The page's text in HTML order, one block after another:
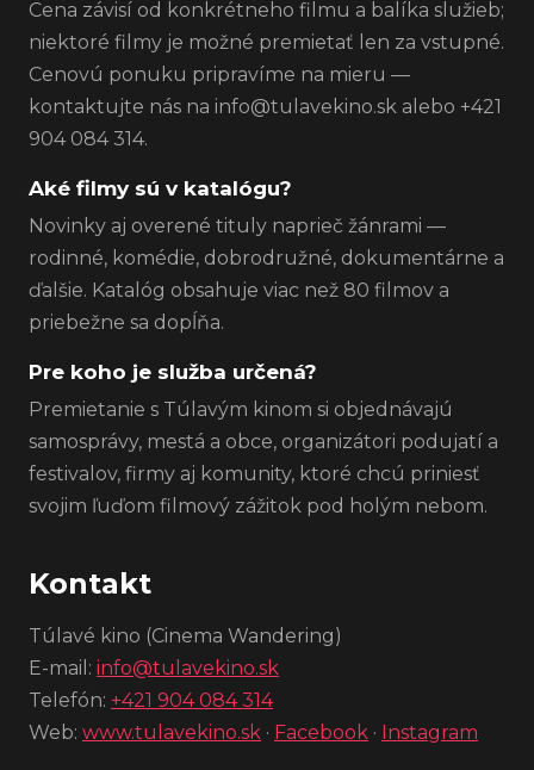
Cena závisí od konkrétneho filmu a balíka služieb;
niektoré filmy je možné premietať len za vstupné.
Cenovú ponuku pripravíme na mieru —
kontaktujte nás na info@tulavekino.sk alebo +421
904 084 314.
Aké filmy sú v katalógu?
Novinky aj overené tituly naprieč žánrami —
rodinné, komédie, dobrodružné, dokumentárne a
ďalšie. Katalóg obsahuje viac než 80 filmov a
priebežne sa dopĺňa.
Pre koho je služba určená?
Premietanie s Túlavým kinom si objednávajú
samosprávy, mestá a obce, organizátori podujatí a
festivalov, firmy aj komunity, ktoré chcú priniesť
svojim ľuďom filmový zážitok pod holým nebom.
Kontakt
Túlavé kino (Cinema Wandering)
E-mail: info@tulavekino.sk
Telefón: +421 904 084 314
Web: www.tulavekino.sk · Facebook · Instagram